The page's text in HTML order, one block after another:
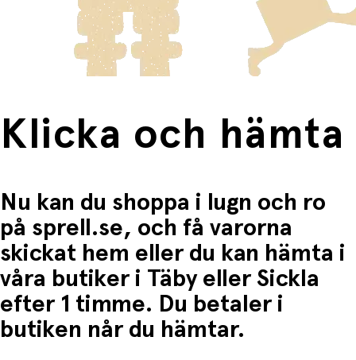
frakten för dessa varor visas i kassan.
Fri frakt när du handlar för mer än 1500:-
Klicka och hämta
Nu kan du shoppa i lugn och ro
på sprell.se, och få varorna
skickat hem eller du kan hämta i
våra butiker i Täby eller Sickla
efter 1 timme. Du betaler i
butiken når du hämtar.